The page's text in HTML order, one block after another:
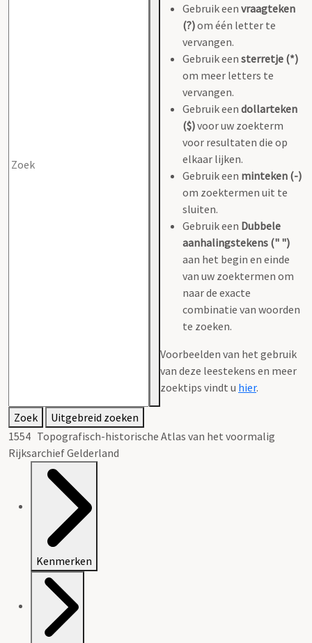
Gebruik een vraagteken
(?)om één letter te
vervangen.
Gebruik een sterretje (*)
om meer letters te
vervangen.
Gebruik een dollarteken
($)voor uw zoekterm
voor resultaten die op
elkaar lijken.
Gebruik een minteken (-)
om zoektermen uit te
sluiten.
Gebruik een Dubbele
aanhalingstekens (" ")
aan het begin en einde
van uw zoektermen om
naar de exacte
combinatie van woorden
te zoeken.
Voorbeelden van het gebruik
van deze leestekens en meer
zoektips vindt u hier.
Zoek
Uitgebreid zoeken
1554 Topografisch-historische Atlas van het voormalig
Rijksarchief Gelderland
Kenmerken